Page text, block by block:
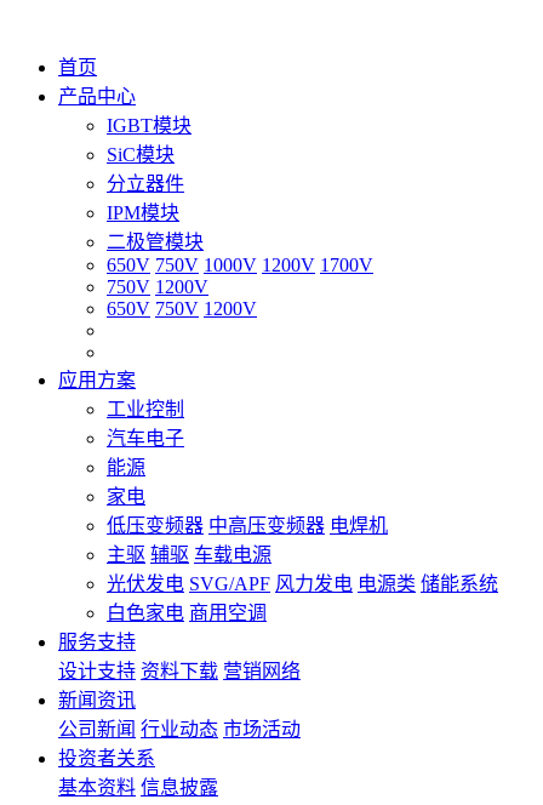
首页
产品中心
IGBT模块
SiC模块
分立器件
IPM模块
二极管模块
650V 750V 1000V 1200V 1700V
750V 1200V
650V 750V 1200V
应用方案
工业控制
汽车电子
能源
家电
低压变频器 中高压变频器 电焊机
主驱 辅驱 车载电源
光伏发电 SVG/APF 风力发电 电源类 储能系统
白色家电 商用空调
服务支持
设计支持 资料下载 营销网络
新闻资讯
公司新闻 行业动态 市场活动
投资者关系
基本资料 信息披露